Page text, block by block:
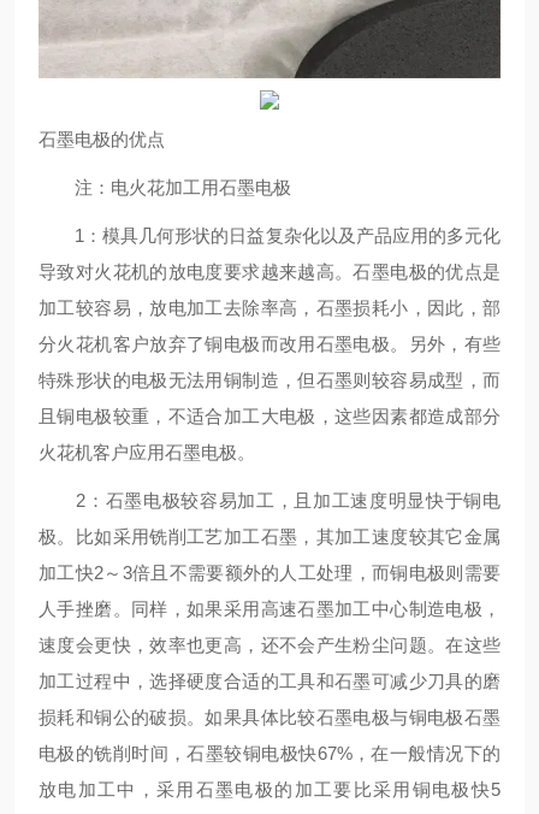
石墨电极的优点
注：电火花加工用石墨电极
1：模具几何形状的日益复杂化以及产品应用的多元化
导致对火花机的放电度要求越来越高。石墨电极的优点是
加工较容易，放电加工去除率高，石墨损耗小，因此，部
分火花机客户放弃了铜电极而改用石墨电极。另外，有些
特殊形状的电极无法用铜制造，但石墨则较容易成型，而
且铜电极较重，不适合加工大电极，这些因素都造成部分
火花机客户应用石墨电极。
2：石墨电极较容易加工，且加工速度明显快于铜电
极。比如采用铣削工艺加工石墨，其加工速度较其它金属
加工快2～3倍且不需要额外的人工处理，而铜电极则需要
人手挫磨。同样，如果采用高速石墨加工中心制造电极，
速度会更快，效率也更高，还不会产生粉尘问题。在这些
加工过程中，选择硬度合适的工具和石墨可减少刀具的磨
损耗和铜公的破损。如果具体比较石墨电极与铜电极石墨
电极的铣削时间，石墨较铜电极快67%，在一般情况下的
放电加工中，采用石墨电极的加工要比采用铜电极快5